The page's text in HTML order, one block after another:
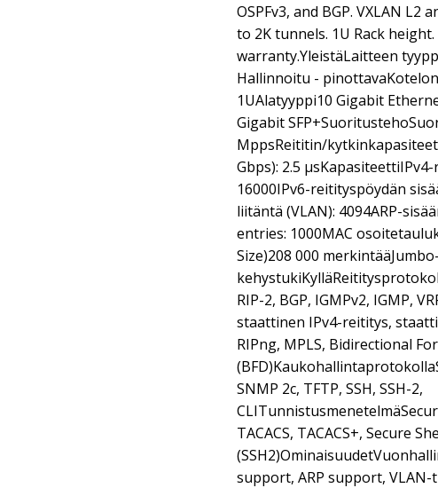
OSPFv3, and BGP. VXLAN
to 2K tunnels. 1U Rack
warranty.YleistäLaitteen
Hallinnoitu -
1UAlatyyppi10 Gigabit
Gigabit
MppsReititin/
Gbps): 2.5
16000IPv6-reitityspöydän
liitäntä (VLAN): 4094ARP-
entries: 1000MAC
Size)208 000 merkintääJumbo-
RIP-2, BGP, IGMPv2, IGMP,
staattinen IPv4-reititys,
RIPng, MPLS, Bidirectional
SNMP 2c, TFTP, SSH, SSH-2,
TACACS, TACACS+, Secure
support, ARP support,